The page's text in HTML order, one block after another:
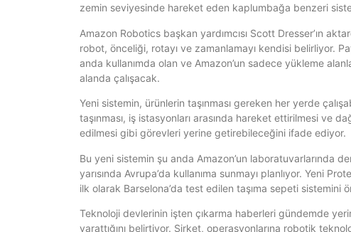
zemin seviyesinde hareket eden kaplumbağa benzeri
Amazon Robotics başkan yardımcısı Scott Dresser’ın
robot, önceliği, rotayı ve zamanlamayı kendisi belirliyor.
anda kullanımda olan ve Amazon’un sadece yükleme
alanda çalışacak.
Yeni sistemin, ürünlerin taşınması gereken her yerde
taşınması, iş istasyonları arasında hareket ettirilmesi ve
edilmesi gibi görevleri yerine getirebileceğini ifade ediyor.
Bu yeni sistemin şu anda Amazon’un laboratuvarlarında
yarısında Avrupa’da kullanıma sunmayı planlıyor. Yeni
ilk olarak Barselona’da test edilen taşıma sepeti
Teknoloji devlerinin işten çıkarma haberleri gündemde
yarattığını belirtiyor. Şirket, operasyonlarına robotik